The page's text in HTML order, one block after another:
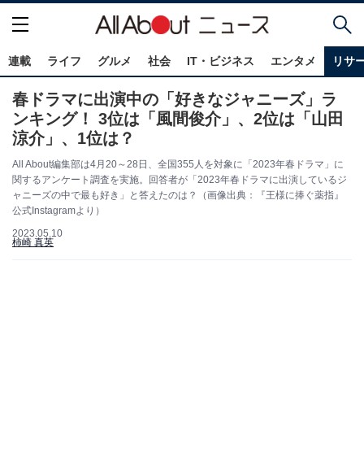
連載 ライフ グルメ 社会 IT・ビジネス エンタメ リサ
春ドラマに出演中の「好きなジャニーズ」ラ
ンキング！ 3位は「風間俊介」、2位は「山田
涼介」、1位は？
All About編集部は4月20～28日、全国355人を対象に「2023年春ドラマ」に
関するアンケート調査を実施。回答者が「2023年春ドラマに出演しているジ
ャニーズの中で最も好き」と答えたのは？（画像出典：『王様に捧ぐ薬指』
公式Instagramより）
2023.05.10
柿崎 真英